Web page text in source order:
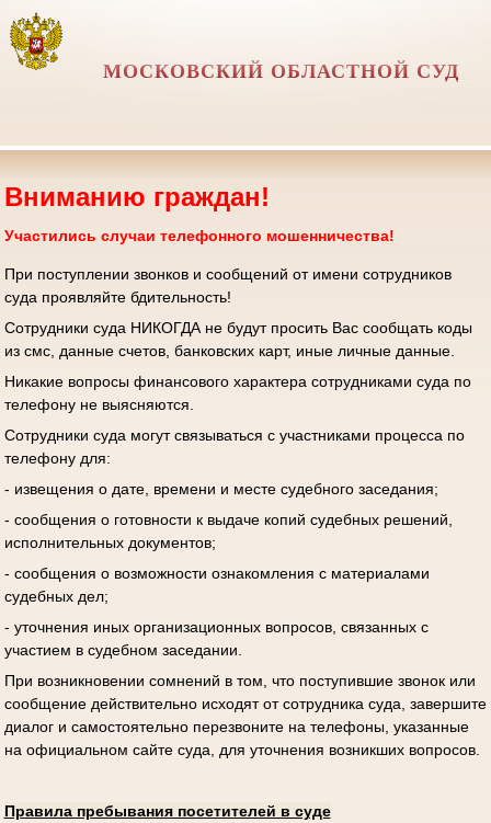
МОСКОВСКИЙ ОБЛАСТНОЙ СУД
Вниманию граждан!
Участились случаи телефонного мошенничества!
При поступлении звонков и сообщений от имени сотрудников
суда проявляйте бдительность!
Сотрудники суда НИКОГДА не будут просить Вас сообщать коды
из смс, данные счетов, банковских карт, иные личные данные.
Никакие вопросы финансового характера сотрудниками суда по
телефону не выясняются.
Сотрудники суда могут связываться с участниками процесса по
телефону для:
- извещения о дате, времени и месте судебного заседания;
- сообщения о готовности к выдаче копий судебных решений,
исполнительных документов;
- сообщения о возможности ознакомления с материалами
судебных дел;
- уточнения иных организационных вопросов, связанных с
участием в судебном заседании.
При возникновении сомнений в том, что поступившие звонок или
сообщение действительно исходят от сотрудника суда, завершите
диалог и самостоятельно перезвоните на телефоны, указанные
на официальном сайте суда, для уточнения возникших вопросов.
Правила пребывания посетителей в суде